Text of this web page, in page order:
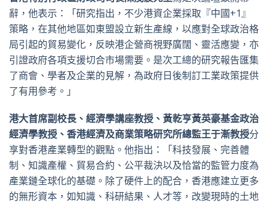
辭，他表示：「研究指出，不少港資企業採取『中國+1』
策略，在其他地區如東盟設立新生產線，以應對全球政治格
局引起的貿易變化，反映港企營商視野廣闊、靈活應變，亦
引證政府各項支援切合市場需要。是次工總的研究報告匯集
了商會、學者及企業的見解，為政府日後制訂工業政策提供
了有用參考。」
港大首席副校長、經濟學講座教授、黃乾亨黃英豪基金政治
經濟學教授、香港經濟及商業策略研究所總監王于漸教授分
享對香港產業轉型的觀點。他指出：「科技發展、完善體
制、知識產權、貿易合約、公平裁決以及恰當的監管力度為
產業鏈全球化的基礎。除了硬件上的配合，香港應建立更多
的無形資本，如知識、科研結果、人才等，改變現時的土地